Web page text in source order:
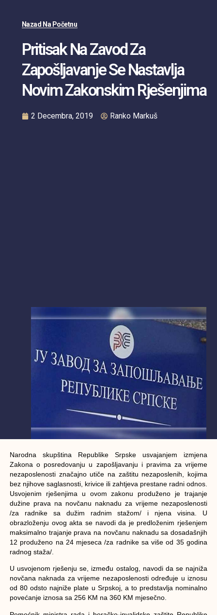
Nazad Na Početnu
Pritisak Na Zavod Za
Zapošljavanje Se Nastavlja
Novim Zakonskim Rješenjima
2 Decembra, 2019 Ranko Markuš
Narodna skupština Republike Srpske usvajanjem izmjena
Zakona o posredovanju u zapošljavanju i pravima za vrijeme
nezaposlenosti značajno utiče na zaštitu nezaposlenih, kojima
bez njihove saglasnosti, krivice ili zahtjeva prestane radni odnos.
Usvojenim rješenjima u ovom zakonu produženo je trajanje
dužine prava na novčanu naknadu za vrijeme nezaposlenosti
/za radnike sa dužim radnim stažom/ i njena visina. U
obrazloženju ovog akta se navodi da je predloženim rješenjem
maksimalno trajanje prava na novčanu naknadu sa dosadašnjih
12 produženo na 24 mjeseca /za radnike sa više od 35 godina
radnog staža/.
U usvojenom rješenju se, između ostalog, navodi da se najniža
novčana naknada za vrijeme nezaposlenosti određuje u iznosu
od 80 odsto najniže plate u Srpskoj, a to predstavlja nominalno
povećanje iznosa sa 256 KM na 360 KM mjesečno.